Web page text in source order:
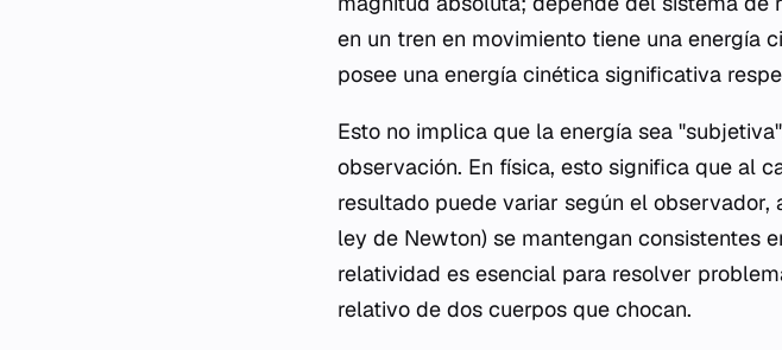
en un tren en movimiento tiene una energía
posee una energía cinética significativa
Esto no implica que la energía sea
observación. En física, esto significa que al
resultado puede variar según el
ley de Newton) se mantengan consistentes
relatividad es esencial para resolver
relativo de dos cuerpos que chocan.